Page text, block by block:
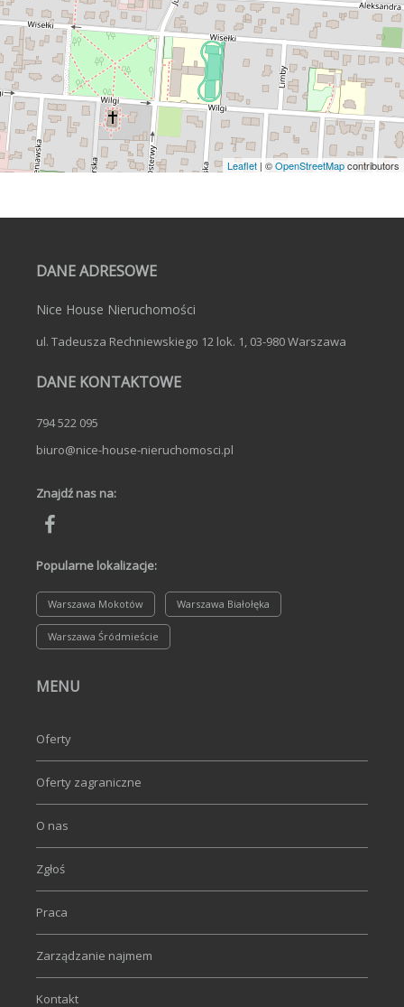
Leaflet | ©OpenStreetMapcontributors
DANE ADRESOWE
Nice House Nieruchomości
ul. Tadeusza Rechniewskiego 12 lok. 1, 03-980 Warszawa
DANE KONTAKTOWE
794 522 095
biuro@nice-house-nieruchomosci.pl
Znajdź nas na:
Popularne lokalizacje:
Warszawa Mokotów Warszawa Białołęka
Warszawa Śródmieście
MENU
Oferty
Oferty zagraniczne
O nas
Zgłoś
Praca
Zarządzanie najmem
Kontakt